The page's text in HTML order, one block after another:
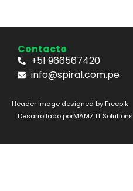
Contacto
+51 966567420
info@spiral.com.pe
Header image designed by Freepik
Desarrollado porMAMZ IT Solutions